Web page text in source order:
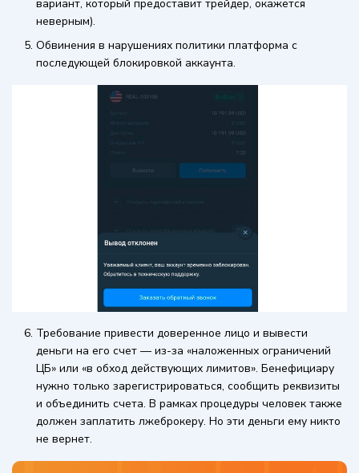
вариант, который предоставит трейдер, окажется
неверным).
Обвинения в нарушениях политики платформа с
последующей блокировкой аккаунта.
Требование привести доверенное лицо и вывести
деньги на его счет — из-за «наложенных ограничений
ЦБ» или «в обход действующих лимитов». Бенефициару
нужно только зарегистрироваться, сообщить реквизиты
и объединить счета. В рамках процедуры человек также
должен заплатить лжеброкеру. Но эти деньги ему никто
не вернет.